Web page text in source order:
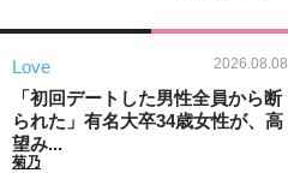
Love 2026.08.08
「初回デートした男性全員から断
られた」有名大卒34歳女性が、高
望み...
菊乃